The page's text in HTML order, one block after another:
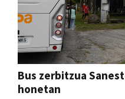
Bus zerbitzua
honetan